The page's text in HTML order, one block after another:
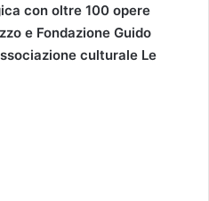
con oltre 100 opere
e Fondazione Guido
culturale Le